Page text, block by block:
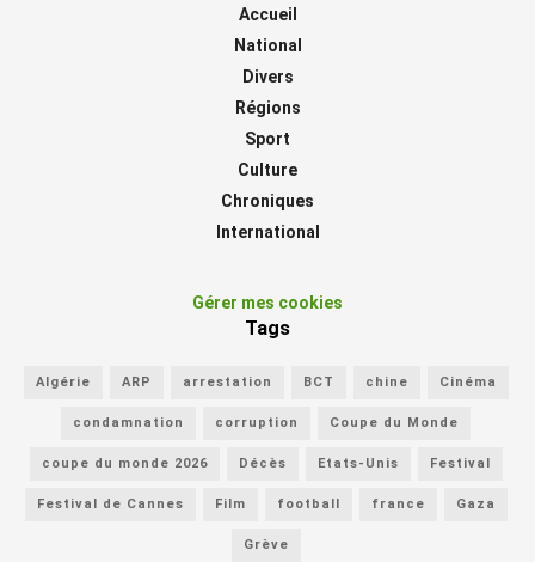
Accueil
National
Divers
Régions
Sport
Culture
Chroniques
International
Gérer mes cookies
Tags
Algérie ARP arrestation BCT chine Cinéma
condamnation corruption Coupe du Monde
coupe du monde 2026 Décès Etats-Unis Festival
Festival de Cannes Film football france Gaza
Grève